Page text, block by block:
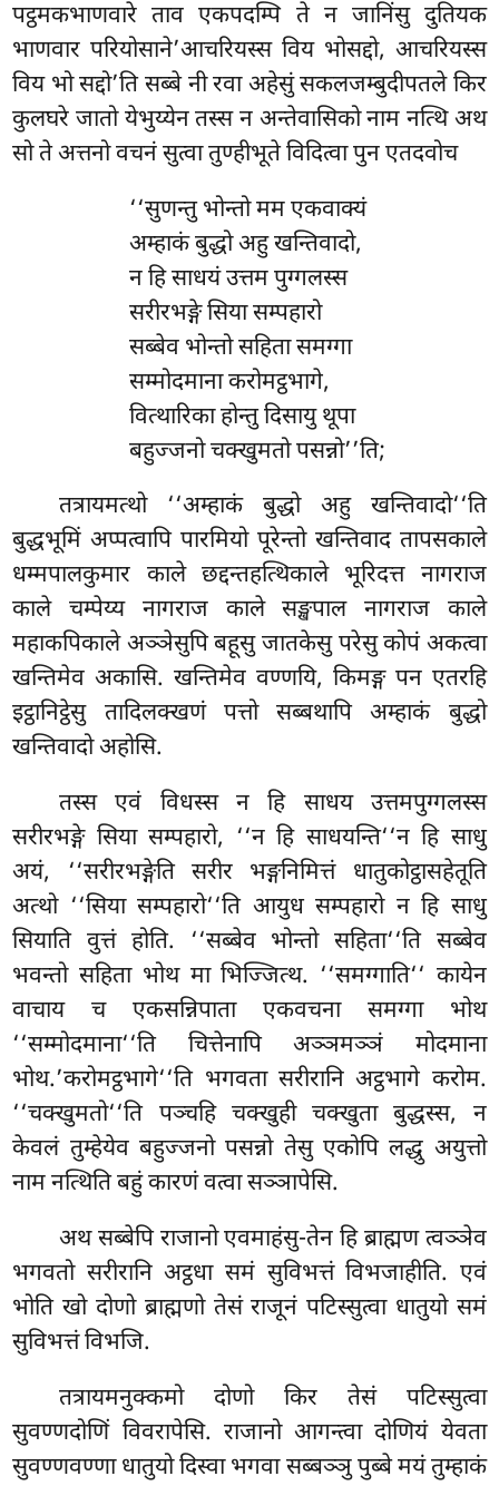
पट्ठमकभाणवारे ताव एकपदम्पि ते न जानिंसु दुतियक
भाणवार परियोसाने’आचरियस्स विय भोसद्दो, आचरियस्स
विय भो सद्दो’ति सब्बे नी रवा अहेसुं सकलजम्बुदीपतले किर
कुलघरे जातो येभुय्येन तस्स न अन्तेवासिको नाम नत्थि अथ
सो ते अत्तनो वचनं सुत्वा तुण्हीभूते विदित्वा पुन एतदवोच
‘‘सुणन्तु भोन्तो मम एकवाक्यं
अम्हाकं बुद्धो अहु खन्तिवादो,
न हि साधयं उत्तम पुग्गलस्स
सरीरभङ्गे सिया सम्पहारो
सब्बेव भोन्तो सहिता समग्गा
सम्मोदमाना करोमट्ठभागे,
वित्थारिका होन्तु दिसायु थूपा
बहुज्जनो चक्खुमतो पसन्नो’’ति;
तत्रायमत्थो ‘‘अम्हाकं बुद्धो अहु खन्तिवादो‘‘ति
बुद्धभूमिं अप्पत्वापि पारमियो पूरेन्तो खन्तिवाद तापसकाले
धम्मपालकुमार काले छद्दन्तहत्थिकाले भूरिदत्त नागराज
काले चम्पेय्य नागराज काले सङ्खपाल नागराज काले
महाकपिकाले अञ्ञेसुपि बहूसु जातकेसु परेसु कोपं अकत्वा
खन्तिमेव अकासि. खन्तिमेव वण्णयि, किमङ्ग पन एतरहि
इट्ठानिट्ठेसु तादिलक्खणं पत्तो सब्बथापि अम्हाकं बुद्धो
खन्तिवादो अहोसि.
तस्स एवं विधस्स न हि साधय उत्तमपुग्गलस्स
सरीरभङ्गे सिया सम्पहारो, ‘‘न हि साधयन्ति‘‘न हि साधु
अयं, ‘‘सरीरभङ्गेति सरीर भङ्गनिमित्तं धातुकोट्ठासहेतूति
अत्थो ‘‘सिया सम्पहारो‘‘ति आयुध सम्पहारो न हि साधु
सियाति वुत्तं होति. ‘‘सब्बेव भोन्तो सहिता‘‘ति सब्बेव
भवन्तो सहिता भोथ मा भिज्जित्थ. ‘‘समग्गाति‘‘ कायेन
वाचाय च एकसन्निपाता एकवचना समग्गा भोथ
‘‘सम्मोदमाना‘‘ति चित्तेनापि अञ्ञमञ्ञं मोदमाना
भोथ.’करोमट्ठभागे‘‘ति भगवता सरीरानि अट्ठभागे करोम.
‘‘चक्खुमतो‘‘ति पञ्चहि चक्खुही चक्खुता बुद्धस्स, न
केवलं तुम्हेयेव बहुज्जनो पसन्नो तेसु एकोपि लद्धु अयुत्तो
नाम नत्थिति बहुं कारणं वत्वा सञ्ञापेसि.
अथ सब्बेपि राजानो एवमाहंसु-तेन हि ब्राह्मण त्वञ्ञेव
भगवतो सरीरानि अट्ठधा समं सुविभत्तं विभजाहीति. एवं
भोति खो दोणो ब्राह्मणो तेसं राजूनं पटिस्सुत्वा धातुयो समं
सुविभत्तं विभजि.
तत्रायमनुक्कमो दोणो किर तेसं पटिस्सुत्वा
सुवण्णदोणिं विवरापेसि. राजानो आगन्त्वा दोणियं येवता
सुवण्णवण्णा धातुयो दिस्वा भगवा सब्बञ्ञु पुब्बे मयं तुम्हाकं